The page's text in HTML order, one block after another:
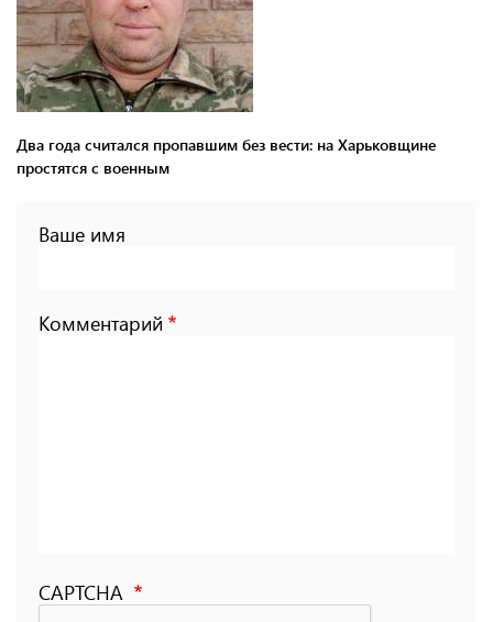
Два года считался пропавшим без вести: на Харьковщине
простятся с военным
Ваше имя
Комментарий
CAPTCHA